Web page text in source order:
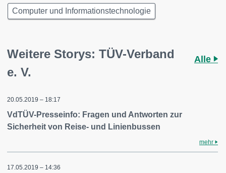
Computer und Informationstechnologie
Weitere Storys: TÜV-Verband
e. V.
Alle
20.05.2019 – 18:17
VdTÜV-Presseinfo: Fragen und Antworten zur
Sicherheit von Reise- und Linienbussen
mehr
17.05.2019 – 14:36